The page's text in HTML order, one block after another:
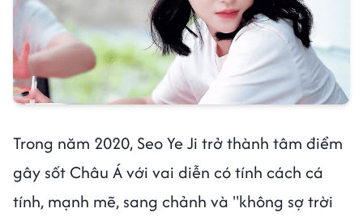
Trong năm 2020, Seo Ye Ji trở thành tâm điểm
gây sốt Châu Á với vai diễn có tính cách cá
tính, mạnh mẽ, sang chảnh và "không sợ trời